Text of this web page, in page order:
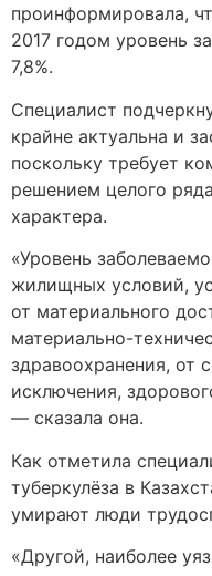
проинформировала,
2017 годом уровень
7,8%.
Специалист
крайне актуальна и
поскольку требует
решением целого
характера.
«Уровень
жилищных условий,
от материального
материально-
здравоохранения, от
исключения,
— сказала она.
Как отметила
туберкулёза в
умирают люди
«Другой, наиболее